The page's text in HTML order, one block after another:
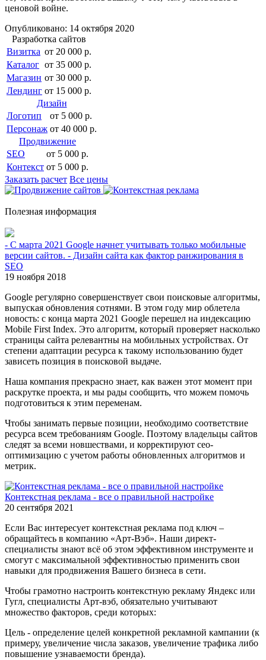
ценовой войне.
Опубликовано: 14 октября 2020
Разработка сайтов
Визитка от 20 000 р.
Каталог от 35 000 р.
Магазин от 30 000 р.
Лендинг от 15 000 р.
Дизайн
Логотип
от 5 000 р.
Персонаж от 40 000 р.
Продвижение
SEO
от 5 000 р.
Контекст от 5 000 р.
Заказать расчет Все цены
Полезная информация
- С марта 2021 Google начнет учитывать только мобильные
версии сайтов. - Дизайн сайта как фактор ранжирования в
SEO
19 ноября 2018
Google регулярно совершенствует свои поисковые алгоритмы,
выпуская обновления сотнями. В этом году мир облетела
новость: с конца марта 2021 Google перешел на индексацию
Mobile First Index. Это алгоритм, который проверяет насколько
страницы сайта релевантны на мобильных устройствах. От
степени адаптации ресурса к такому использованию будет
зависеть позиция в поисковой выдаче.
Наша компания прекрасно знает, как важен этот момент при
раскрутке проекта, и мы рады сообщить, что можем помочь
подготовиться к этим переменам.
Чтобы занимать первые позиции, необходимо соответствие
ресурса всем требованиям Google. Поэтому владельцы сайтов
следят за всеми новшествами, и корректируют сео-
оптимизацию с учетом работы обновленных алгоритмов и
метрик.
Контекстная реклама - все о правильной настройке
20 сентября 2021
Если Вас интересует контекстная реклама под ключ –
обращайтесь в компанию «Арт-Вэб». Наши директ-
специалисты знают всё об этом эффективном инструменте и
смогут с максимальной эффективностью применить свои
навыки для продвижения Вашего бизнеса в сети.
Чтобы грамотно настроить контекстную рекламу Яндекс или
Гугл, специалисты Арт-вэб, обязательно учитывают
множество факторов, среди которых:
Цель - определение целей конкретной рекламной кампании (к
примеру, увеличение числа заказов, увеличение трафика либо
повышение узнаваемости бренда).